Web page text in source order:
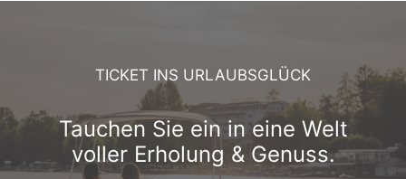
TICKET INS URLAUBSGLÜCK
Tauchen Sie ein in eine Welt
voller Erholung & Genuss.